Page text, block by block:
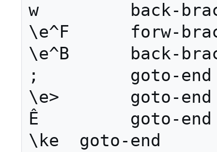
w         back-
\e^F      forw-
\e^B      back-
;         goto-end
\e>       goto-end
Ê         goto-end
\ke  goto-end